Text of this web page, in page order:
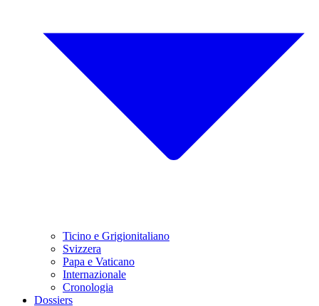
Ticino e Grigionitaliano
Svizzera
Papa e Vaticano
Internazionale
Cronologia
Dossiers